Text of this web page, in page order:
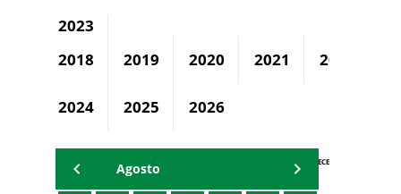
2023
2018
2019 2020 2021 2022
2024 2025 2026
AGENDA IPECE
Agosto